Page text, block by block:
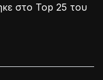
στο Top 25 του